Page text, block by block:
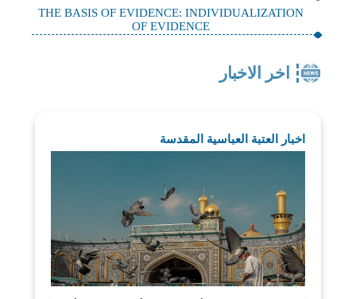
THE BASIS OF EVIDENCE: INDIVIDUALIZATION
OF EVIDENCE
اخر الاخبار
اخبار العتبة العباسية المقدسة